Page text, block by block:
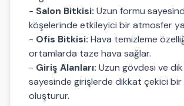
- Salon Bitkisi: Uzun formu
köşelerinde etkileyici bir atmosfer
- Ofis Bitkisi: Hava temizleme
ortamlarda taze hava sağlar.
- Giriş Alanları: Uzun gövdesi ve
sayesinde girişlerde dikkat çekici bir
oluşturur.